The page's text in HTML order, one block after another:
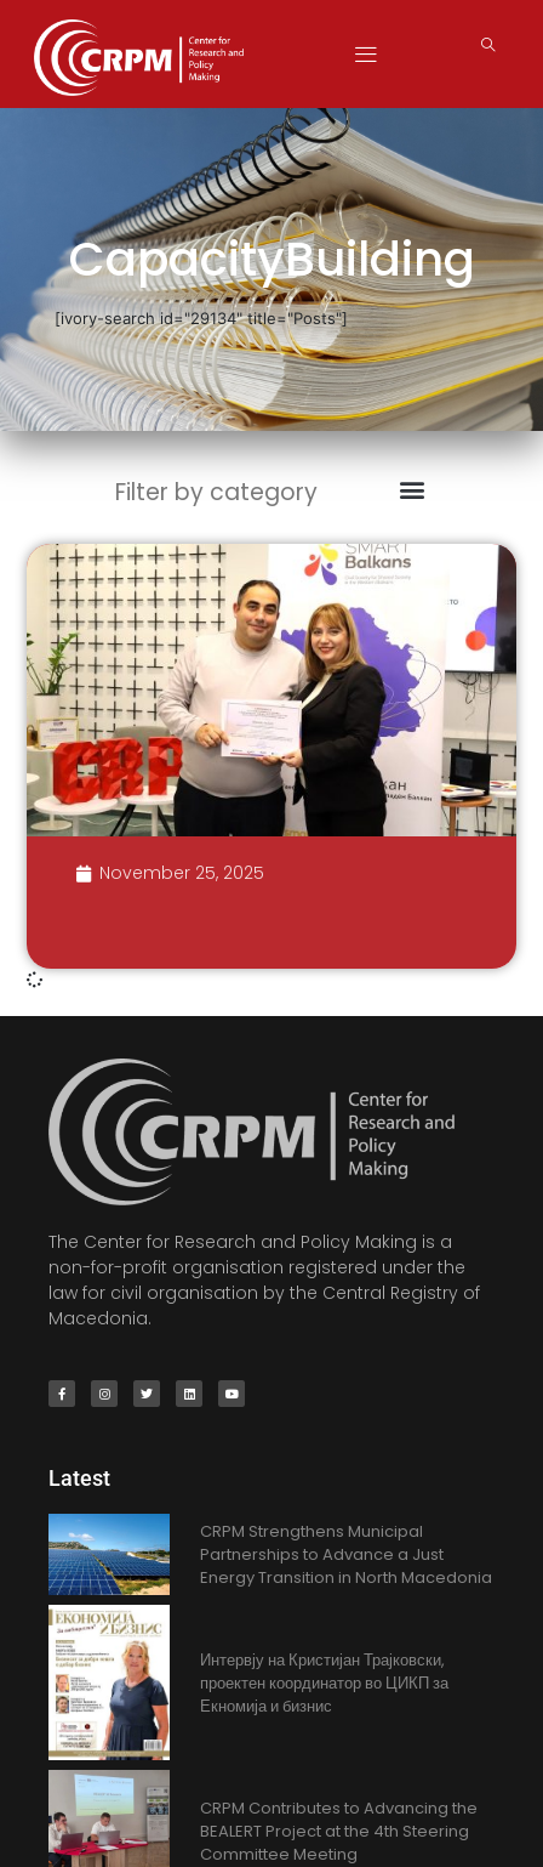
CapacityBuilding
[ivory-search id="29134" title="Posts"]
Filter by category
November 25, 2025
The Center for Research and Policy Making is a
non-for-profit organisation registered under the
law for civil organisation by the Central Registry of
Macedonia.
Latest
CRPM Strengthens Municipal
Partnerships to Advance a Just
Energy Transition in North Macedonia
Интервју на Кристијан Трајковски,
проектен координатор во ЦИКП за
Екномија и бизнис
CRPM Contributes to Advancing the
BEALERT Project at the 4th Steering
Committee Meeting